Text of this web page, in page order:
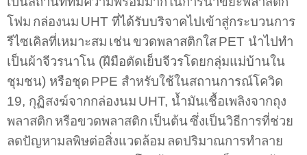
โฟม กล่องนม UHT ที่ได้รับบริจาคไปเข้าสู่กระบวนการ
รีไซเคิลที่เหมาะสม เช่นขวดพลาสติกใสPET นำไปทำ
เป็นผ้าจีวรนาโน (ฝีมือตัดเย็บจีวรโดยกลุ่มแม่บ้านใน
ชุมชน) หรือชุด PPE สำหรับใช้ในสถานการณ์โควิด
19, กุฏิสงฆ์จากกล่องนม UHT, น้ำมันเชื้อเพลิงจากถุง
พลาสติก หรือขวดพลาสติก เป็นต้นซึ่งเป็นวิธีการที่ช่วย
ลดปัญหามลพิษต่อสิ่งแวดล้อม ลดปริมาณการทำลาย